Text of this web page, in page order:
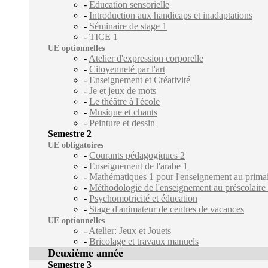
- Education sensorielle
- Introduction aux handicaps et inadaptations
- Séminaire de stage 1
- TICE 1
UE optionnelles
- Atelier d'expression corporelle
- Citoyenneté par l'art
- Enseignement et Créativité
- Je et jeux de mots
- Le théâtre à l'école
- Musique et chants
- Peinture et dessin
Semestre 2
UE obligatoires
- Courants pédagogiques 2
- Enseignement de l'arabe 1
- Mathématiques 1 pour l'enseignement au
- Méthodologie de l'enseignement au
- Psychomotricité et éducation
- Stage d'animateur de centres de vacances
UE optionnelles
- Atelier: Jeux et Jouets
- Bricolage et travaux manuels
Deuxième année
Semestre 3